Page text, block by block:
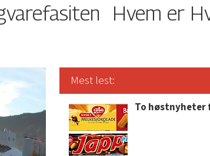
Hvem er
Mest lest:
To høstnyheter